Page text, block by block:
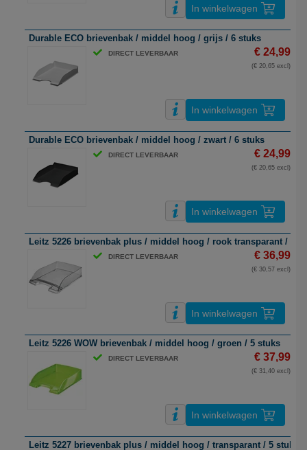
In winkelwagen
Durable ECO brievenbak / middel hoog / grijs / 6 stuks
DIRECT LEVERBAAR € 24,99
(€ 20,65 excl)
In winkelwagen
Durable ECO brievenbak / middel hoog / zwart / 6 stuks
DIRECT LEVERBAAR € 24,99
(€ 20,65 excl)
In winkelwagen
Leitz 5226 brievenbak plus / middel hoog / rook transparant / 5
DIRECT LEVERBAAR € 36,99
(€ 30,57 excl)
In winkelwagen
Leitz 5226 WOW brievenbak / middel hoog / groen / 5 stuks
DIRECT LEVERBAAR € 37,99
(€ 31,40 excl)
In winkelwagen
Leitz 5227 brievenbak plus / middel hoog / transparant / 5 stuks